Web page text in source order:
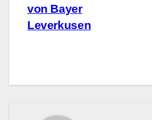
von Bayer
Leverkusen